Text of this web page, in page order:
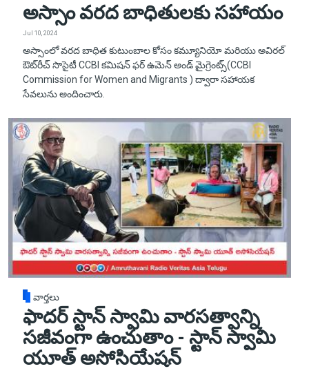
అస్సాం వరద బాధితులకు సహాయం
Jul 10, 2024
అస్సాంలో వరద బాధిత కుటుంబాల కోసం కమ్యూనియో మరియు అవిరల్
ఔట్‌రీచ్ సొసైటీ CCBI కమిషన్ ఫర్ ఉమెన్ అండ్ మైగ్రెంట్స్(CCBI
Commission for Women and Migrants ) ద్వారా సహాయక
సేవలును అందించారు.
వార్తలు
ఫాదర్ స్టాన్ స్వామి వారసత్వాన్ని
సజీవంగా ఉంచుతాం - స్టాన్ స్వామి
యూత్ అసోసియేషన్